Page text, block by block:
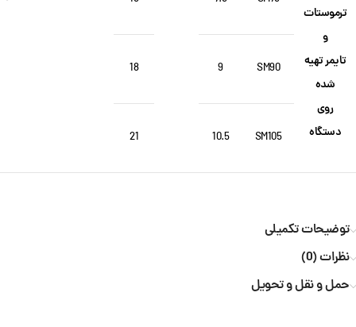
ترموستات
و
تایمر تهیه
شده
روی
دستگاه
SM90
9
18
SM105
10.5
21
توضیحات تکمیلی
نظرات (0)
حمل و نقل و تحویل